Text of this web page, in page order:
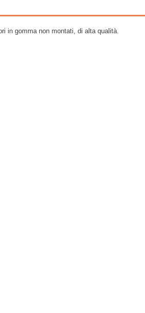
in gomma non montati, di alta qualità.